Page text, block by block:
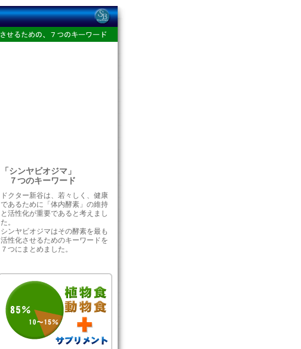
「シンヤビオジマ」
７つのキーワード
ドクター新谷は、若々しく、健康
であるために「体内酵素」の維持
と活性化が重要であると考えまし
た。
シンヤビオジマはその酵素を最も
活性化させるためのキーワードを
７つにまとめました。